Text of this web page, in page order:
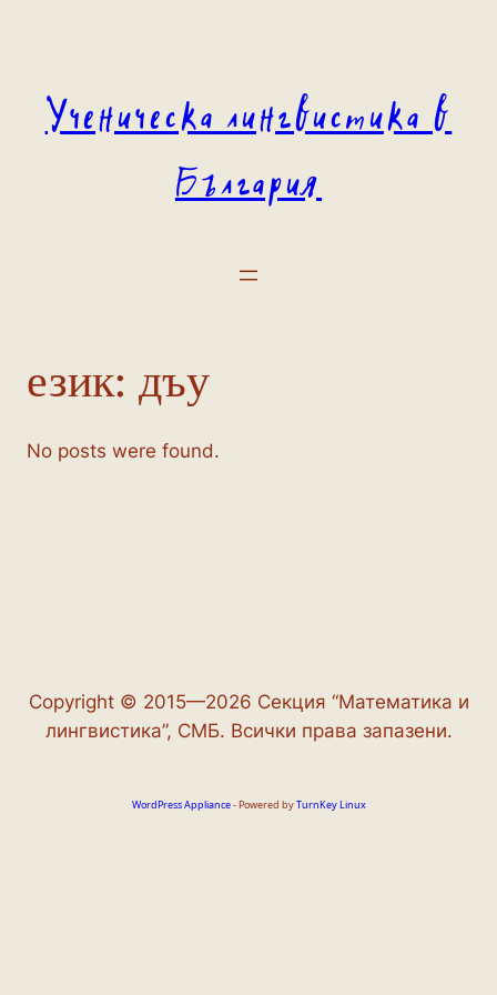
Ученическа лингвистика в
България
език: дъу
No posts were found.
Copyright © 2015—2026 Секция “Математика и
лингвистика”, СМБ. Всички права запазени.
WordPress Appliance- Powered byTurnKey Linux